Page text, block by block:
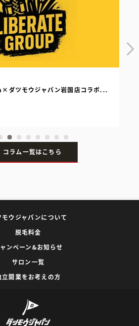
ダツモウジャパン岩国店コラボ...
コラム一覧はこちら
モウジャパンについて
脱毛料金
ンペーン&お知らせ
サロン一覧
立開業をお考えの方